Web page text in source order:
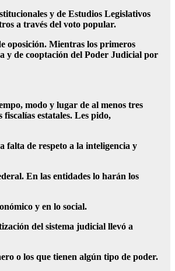
y de Estudios Legislativos
a través del voto popular.
oposición. Mientras los primeros
y de cooptación del Poder Judicial por
modo y lugar de al menos tres
estatales. Les pido,
falta de respeto a la inteligencia y
En las entidades lo harán los
y en lo social.
del sistema judicial llevó a
o los que tienen algún tipo de poder.